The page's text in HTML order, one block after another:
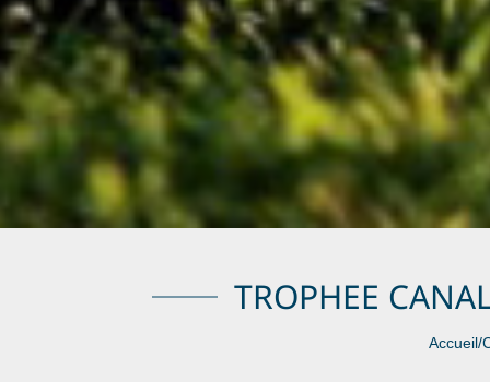
TROPHEE
Accueil /